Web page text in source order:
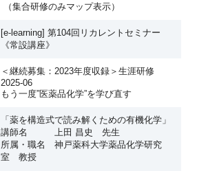
（集合研修のみマップ表示）
[e-learning] 第104回リカレントセミナー
《常設講座》
＜継続募集：2023年度収録＞生涯研修
2025-06
もう一度”医薬品化学”を学び直す
「薬を構造式で読み解くための有機化学」
講師名 上田 昌史 先生
所属・職名 神戸薬科大学薬品化学研究
室 教授